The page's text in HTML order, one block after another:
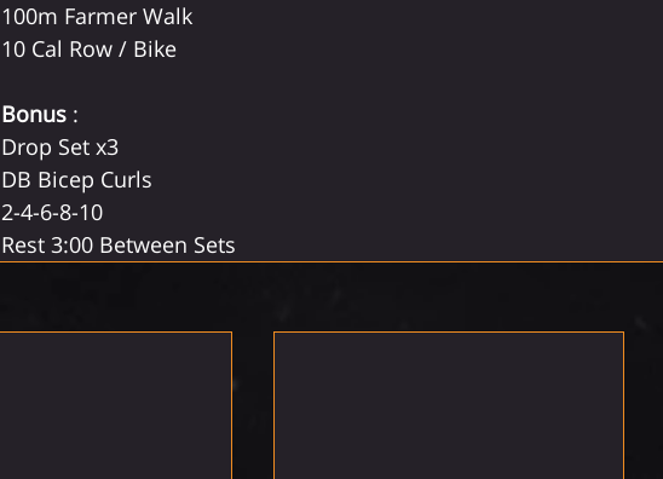
100m Farmer Walk
10 Cal Row / Bike
Bonus :
Drop Set x3
DB Bicep Curls
2-4-6-8-10
Rest 3:00 Between Sets